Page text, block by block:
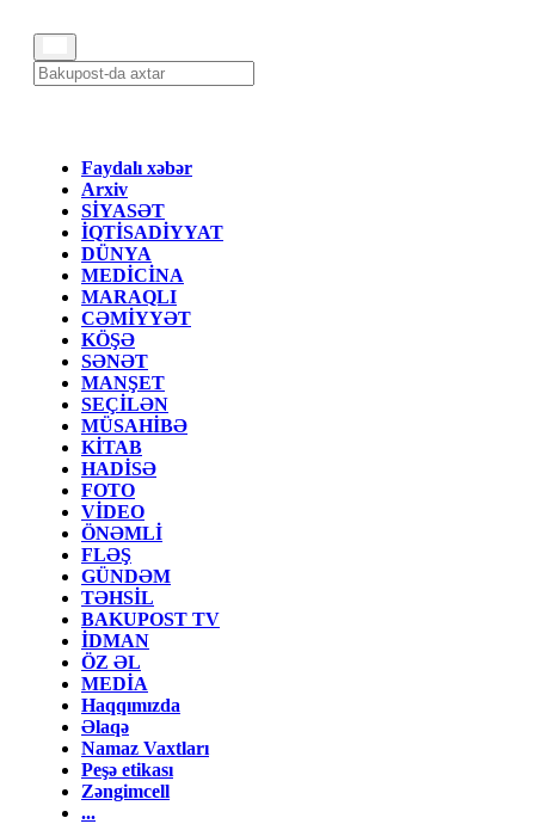
Faydalı xəbər
Arxiv
SİYASƏT
İQTİSADİYYAT
DÜNYA
MEDİCİNA
MARAQLI
CƏMİYYƏT
KÖŞƏ
SƏNƏT
MANŞET
SEÇİLƏN
MÜSAHİBƏ
KİTAB
HADİSƏ
FOTO
VİDEO
ÖNƏMLİ
FLƏŞ
GÜNDƏM
TƏHSİL
BAKUPOST TV
İDMAN
ÖZ ƏL
MEDİA
Haqqımızda
Əlaqə
Namaz Vaxtları
Peşə etikası
Zəngimcell
...